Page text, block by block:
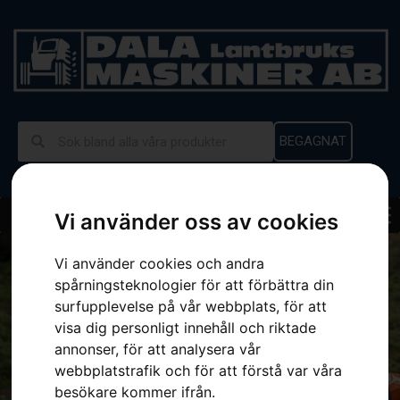
Vi använder oss av cookies
Vi använder cookies och andra
spårningsteknologier för att förbättra din
surfupplevelse på vår webbplats, för att
visa dig personligt innehåll och riktade
annonser, för att analysera vår
webbplatstrafik och för att förstå var våra
besökare kommer ifrån.
BEGAGNAT
Gör sågupplevelsen bättre